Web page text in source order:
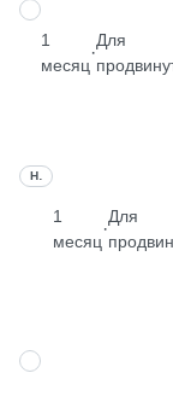
НАВЫК
1
месяц
·
Для
НАВЫК
1
месяц
·
Для
НАВЫК